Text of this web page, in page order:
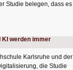
Studie belegen, dass es
KI werden immer
Karlsruhe und der
die Studie